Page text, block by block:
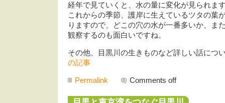
経年で見ていくと、水の量に変化が見られま
これからの季節、護岸に生えているツタの葉
りますので、どこの穴の水が一番多いか、ま
観察するのも面白いですね。
その他、目黒川の生きものなど詳しい話につ
の記事
Permalink Comments off